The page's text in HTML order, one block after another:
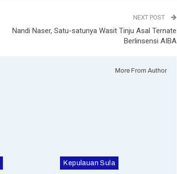
NEXT POST
Nandi Naser, Satu-satunya Wasit Tinju Asal Ternate
Berlinsensi AIBA
More From Author
Kepulauan Sula